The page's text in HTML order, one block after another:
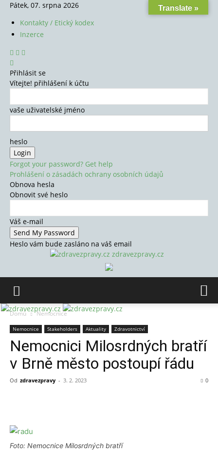
Pátek, 07. srpna 2026
Kontakty / Etický kodex
Inzerce
Přihlásit se
Vítejte! přihlášení k účtu
vaše uživatelské jméno
heslo
Forgot your password? Get help
Prohlášení o zásadách ochrany osobních údajů
Obnova hesla
Obnovit své heslo
Váš e-mail
Heslo vám bude zasláno na váš email
zdravezpravy.cz
Domů Nemocnice
Nemocnice Stakeholders Aktuality Zdravotnictví
Nemocnici Milosrdných bratří
v Brně město postoupí řádu
Od zdravezpravy - 3. 2. 2023 0
Foto: Nemocnice Milosrdných bratří
Translate »